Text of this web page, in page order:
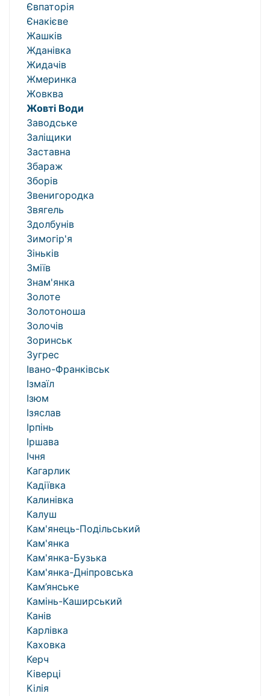
Євпаторія
Єнакієве
Жашків
Жданівка
Жидачів
Жмеринка
Жовква
Жовті Води
Заводське
Заліщики
Заставна
Збараж
Зборів
Звенигородка
Звягель
Здолбунів
Зимогір'я
Зіньків
Зміїв
Знам'янка
Золоте
Золотоноша
Золочів
Зоринськ
Зугрес
Івано-Франківськ
Ізмаїл
Ізюм
Ізяслав
Ірпінь
Іршава
Ічня
Кагарлик
Кадіївка
Калинівка
Калуш
Кам'янець-Подільський
Кам'янка
Кам'янка-Бузька
Кам'янка-Дніпровська
Кам’янське
Камінь-Каширський
Канів
Карлівка
Каховка
Керч
Ківерці
Кілія